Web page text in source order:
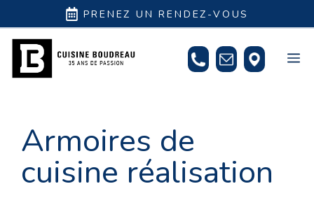
au
contenu
PRENEZ UN RENDEZ-VOUS
Armoires de
cuisine réalisation